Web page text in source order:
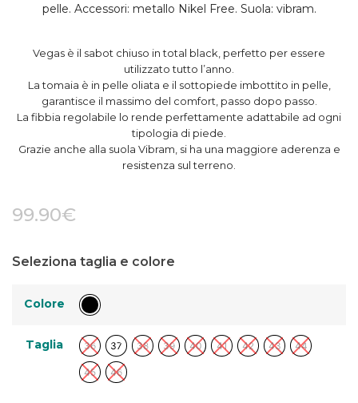
pelle. Accessori: metallo Nikel Free. Suola: vibram.
Vegas è il sabot chiuso in total black, perfetto per essere
utilizzato tutto l’anno.
La tomaia è in pelle oliata e il sottopiede imbottito in pelle,
garantisce il massimo del comfort, passo dopo passo.
La fibbia regolabile lo rende perfettamente adattabile ad ogni
tipologia di piede.
Grazie anche alla suola Vibram, si ha una maggiore aderenza e
resistenza sul terreno.
99.90€
Seleziona taglia e colore
Colore
Taglia 36 37 38 39 40 41 42 43 44
45 46